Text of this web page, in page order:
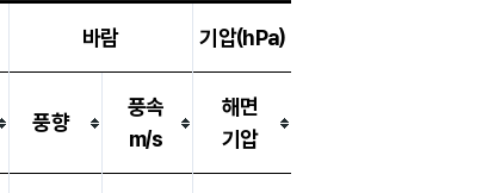
바람 기압(hPa)
풍향
풍속
m/s
해면
기압